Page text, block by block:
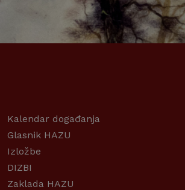
Kalendar događanja
Glasnik HAZU
Izložbe
DIZBI
Zaklada HAZU